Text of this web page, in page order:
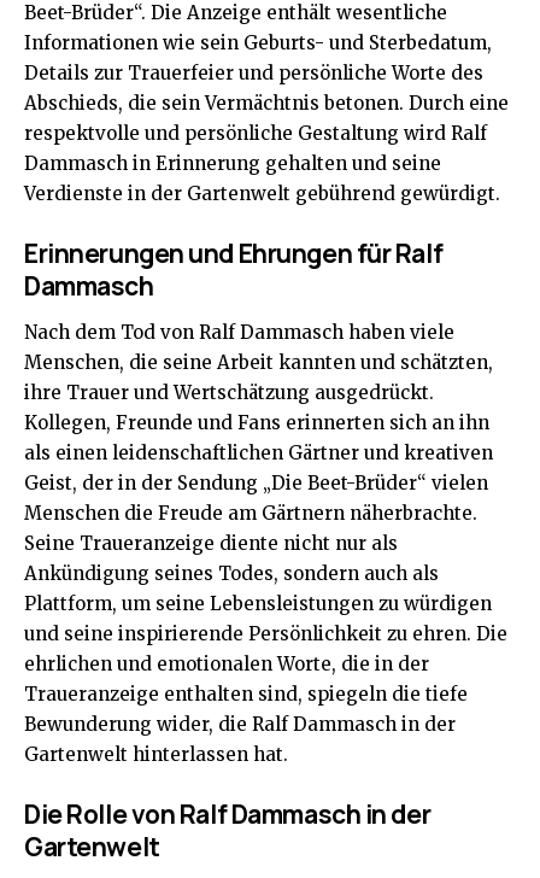
Beet-Brüder“. Die Anzeige enthält wesentliche
Informationen wie sein Geburts- und Sterbedatum,
Details zur Trauerfeier und persönliche Worte des
Abschieds, die sein Vermächtnis betonen. Durch eine
respektvolle und persönliche Gestaltung wird Ralf
Dammasch in Erinnerung gehalten und seine
Verdienste in der Gartenwelt gebührend gewürdigt.
Erinnerungen und Ehrungen für Ralf
Dammasch
Nach dem Tod von Ralf Dammasch haben viele
Menschen, die seine Arbeit kannten und schätzten,
ihre Trauer und Wertschätzung ausgedrückt.
Kollegen, Freunde und Fans erinnerten sich an ihn
als einen leidenschaftlichen Gärtner und kreativen
Geist, der in der Sendung „Die Beet-Brüder“ vielen
Menschen die Freude am Gärtnern näherbrachte.
Seine Traueranzeige diente nicht nur als
Ankündigung seines Todes, sondern auch als
Plattform, um seine Lebensleistungen zu würdigen
und seine inspirierende Persönlichkeit zu ehren. Die
ehrlichen und emotionalen Worte, die in der
Traueranzeige enthalten sind, spiegeln die tiefe
Bewunderung wider, die Ralf Dammasch in der
Gartenwelt hinterlassen hat.
Die Rolle von Ralf Dammasch in der
Gartenwelt